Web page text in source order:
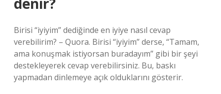
Birisi “iyiyim” dediğinde en iyiye nasıl cevap
verebilirim? – Quora. Birisi “iyiyim” derse, “Tamam,
ama konuşmak istiyorsan buradayım” gibi bir şeyi
destekleyerek cevap verebilirsiniz. Bu, baskı
yapmadan dinlemeye açık olduklarını gösterir.